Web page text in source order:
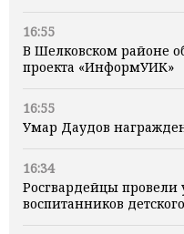
16:55
В Шелковском районе
проекта «ИнформУИК»
16:55
Умар Даудов
16:34
Росгвардейцы провели
воспитанников